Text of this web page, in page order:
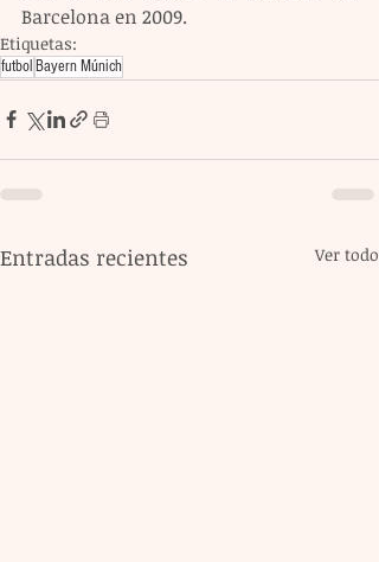
Barcelona en 2009.
Etiquetas:
futbol Bayern Múnich
Entradas recientes Ver todo